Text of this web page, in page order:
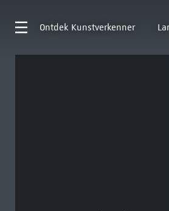
Ontdek Kunstverkenner